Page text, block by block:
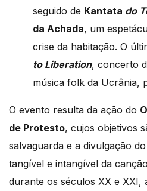
seguido de Kantata do
da Achada, um
crise da habitação. O
to Liberation, concerto
música folk da Ucrânia,
O evento resulta da ação do
de Protesto, cujos objetivos
salvaguarda e a divulgação
tangível e intangível da
durante os séculos XX e XXI,